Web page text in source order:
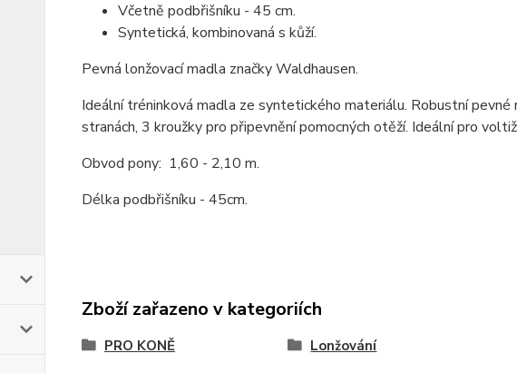
Včetně podbřišníku - 45 cm.
Syntetická, kombinovaná s kůží.
Pevná lonžovací madla značky Waldhausen.
Ideální tréninková madla ze syntetického materiálu. Robustní
stranách, 3 kroužky pro připevnění pomocných otěží. Ideální pro
Obvod pony: 1,60 - 2,10 m.
Délka podbřišníku - 45cm.
Zboží zařazeno v kategoriích
PRO KONĚ Lonžování